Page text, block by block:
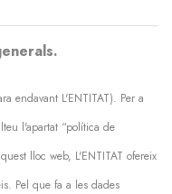
endavant L'ENTITAT). Per a
l'apartat “política de
lloc web, L'ENTITAT ofereix
Pel que fa a les dades